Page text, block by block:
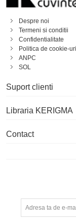
Despre noi
Termeni si conditii
Confidentialitate
Politica de cookie-uri
ANPC
SOL
Suport clienti
Libraria KERIGMA
Contact